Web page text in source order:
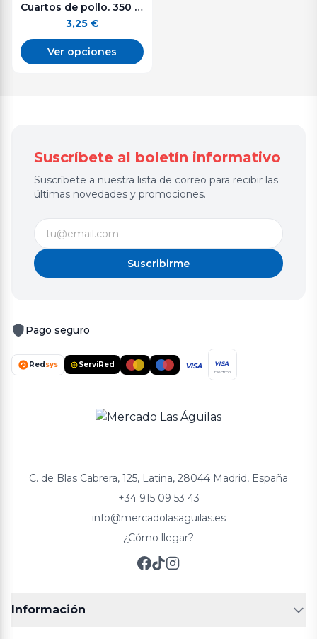
Cuartos de pollo. 350 - 450 g. aprox.
3,25 €
Ver opciones
Suscríbete al boletín informativo
Suscríbete a nuestra lista de correo para recibir las
últimas novedades y promociones.
Suscribirme
Pago seguro
Redsys ServiRed VISA VISA
Electron
C. de Blas Cabrera, 125, Latina, 28044 Madrid, España
+34 915 09 53 43
info@mercadolasaguilas.es
¿Cómo llegar?
Información
FRUTERÍAS